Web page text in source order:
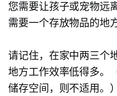
您需要让孩子或宠物远
需要一个存放物品的地
请记住，在家中两三个
地方工作效率低得多。
储存空间，则不适用。）